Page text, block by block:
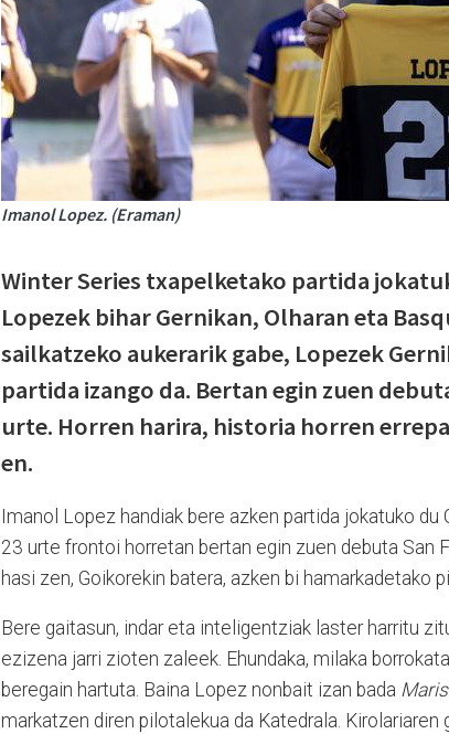
Imanol Lopez. (Eraman)
Winter Series txapelketako partida
Lopezek bihar Gernikan, Olharan eta
sailkatzeko aukerarik gabe, Lopezek
partida izango da. Bertan egin zuen
urte. Horren harira, historia horren
en.
Imanol Lopez handiak bere azken partida jokatuko du
23 urte frontoi horretan bertan egin zuen debuta San
hasi zen, Goikorekin batera, azken bi hamarkadetako
Bere gaitasun, indar eta inteligentziak laster harritu
ezizena jarri zioten zaleek. Ehundaka, milaka
beregain hartuta. Baina Lopez nonbait izan bada
markatzen diren pilotalekua da Katedrala.